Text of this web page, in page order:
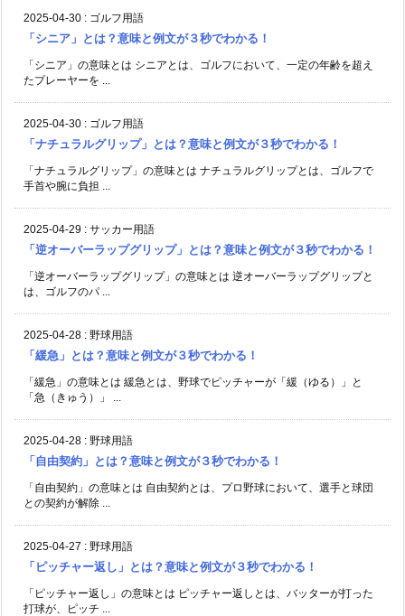
2025-04-30 : ゴルフ用語
「シニア」とは？意味と例文が３秒でわかる！
「シニア」の意味とは シニアとは、ゴルフにおいて、一定の年齢を超え
たプレーヤーを ...
2025-04-30 : ゴルフ用語
「ナチュラルグリップ」とは？意味と例文が３秒でわかる！
「ナチュラルグリップ」の意味とは ナチュラルグリップとは、ゴルフで
手首や腕に負担 ...
2025-04-29 : サッカー用語
「逆オーバーラップグリップ」とは？意味と例文が３秒でわかる！
「逆オーバーラップグリップ」の意味とは 逆オーバーラップグリップと
は、ゴルフのパ ...
2025-04-28 : 野球用語
「緩急」とは？意味と例文が３秒でわかる！
「緩急」の意味とは 緩急とは、野球でピッチャーが「緩（ゆる）」と
「急（きゅう）」 ...
2025-04-28 : 野球用語
「自由契約」とは？意味と例文が３秒でわかる！
「自由契約」の意味とは 自由契約とは、プロ野球において、選手と球団
との契約が解除 ...
2025-04-27 : 野球用語
「ピッチャー返し」とは？意味と例文が３秒でわかる！
「ピッチャー返し」の意味とは ピッチャー返しとは、バッターが打った
打球が、ピッチ ...